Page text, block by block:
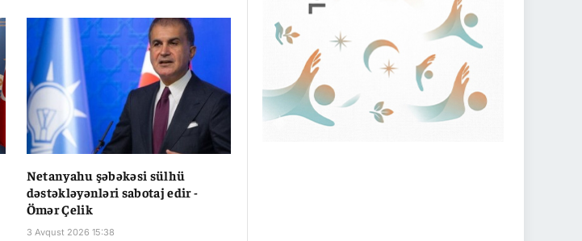
Netanyahu şəbəkəsi sülhü
dəstəkləyənləri sabotaj edir -
Ömər Çelik
3 Avqust 2026 15:38